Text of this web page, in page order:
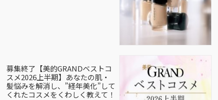
募集終了【美的GRANDベストコ
スメ2026上半期】あなたの肌・
髪悩みを解消し、”経年美化”して
くれたコスメをくわしく教えて！